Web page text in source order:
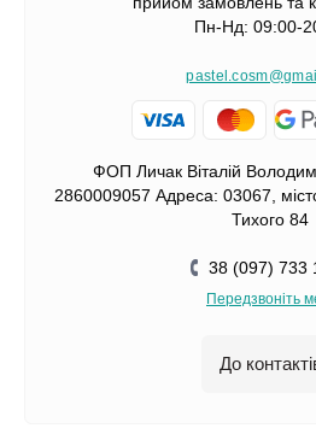
Пн-Нд: 09:00-
ФОП Личак Віталій
2860009057 Адреса: 03067,
Тихого 84
38 (097) 733
Передзвоніть
До